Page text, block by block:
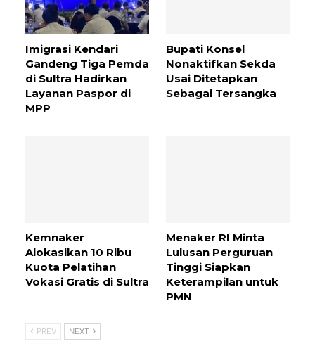
Imigrasi Kendari
Gandeng Tiga Pemda
di Sultra Hadirkan
Layanan Paspor di
MPP
Bupati Konsel
Nonaktifkan Sekda
Usai Ditetapkan
Sebagai Tersangka
Kemnaker
Alokasikan 10 Ribu
Kuota Pelatihan
Vokasi Gratis di Sultra
Menaker RI Minta
Lulusan Perguruan
Tinggi Siapkan
Keterampilan untuk
PMN
PREV NEXT